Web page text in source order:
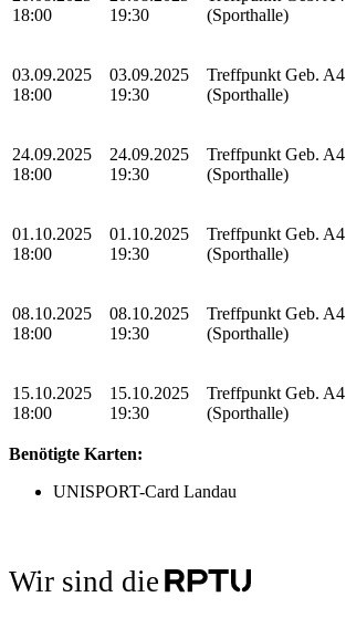
18:00
19:30
(Sporthalle)
03.09.2025
18:00
03.09.2025
19:30
Treffpunkt Geb. A4
(Sporthalle)
24.09.2025
18:00
24.09.2025
19:30
Treffpunkt Geb. A4
(Sporthalle)
01.10.2025
18:00
01.10.2025
19:30
Treffpunkt Geb. A4
(Sporthalle)
08.10.2025
18:00
08.10.2025
19:30
Treffpunkt Geb. A4
(Sporthalle)
15.10.2025
18:00
15.10.2025
19:30
Treffpunkt Geb. A4
(Sporthalle)
Benötigte Karten:
UNISPORT-Card Landau
Wir sind die